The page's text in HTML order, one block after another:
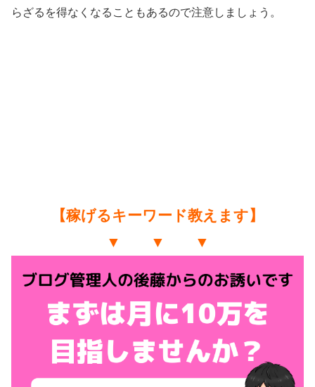
らざるを得なくなることもあるので注意しましょう。
【稼げるキーワード教えます】
▼ ▼ ▼